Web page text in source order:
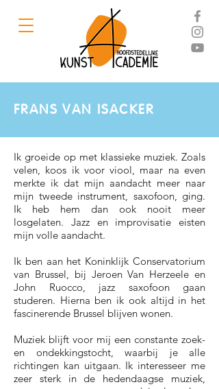
FRANS VAN ISACKER
Ik groeide op met klassieke muziek. Zoals
velen, koos ik voor viool, maar na even
merkte ik dat mijn aandacht meer naar
mijn tweede instrument, saxofoon, ging.
Ik heb hem dan ook nooit meer
losgelaten. Jazz en improvisatie eisten
mijn volle aandacht.
Ik ben aan het Koninklijk Conservatorium
van Brussel, bij Jeroen Van Herzeele en
John Ruocco, jazz saxofoon gaan
studeren. Hierna ben ik ook altijd in het
fascinerende Brussel blijven wonen.
Muziek blijft voor mij een constante zoek-
en ondekkingstocht, waarbij je alle
richtingen kan uitgaan. Ik interesseer me
zeer sterk in de hedendaagse muziek,